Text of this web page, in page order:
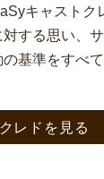
キャストク
する思い、
基準をすべ
クレドを見る